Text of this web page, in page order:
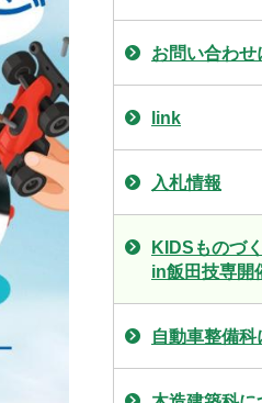
お問い合わせ
link
入札情報
KIDSものづ
in飯田技専開
自動車整備科